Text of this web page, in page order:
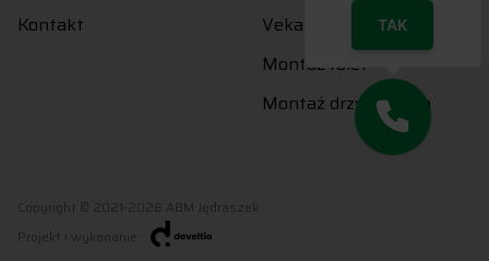
Kontakt
Veka Softline 76
Montaż rolet
Montaż drzwi i okien
Copyright © 2021-2026 ABM Jędraszek
Projekt i wykonanie:
TAK